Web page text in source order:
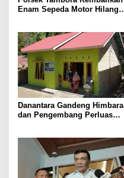
Enam Sepeda Motor Hilang
Danantara Gandeng Himbara
dan Pengembang Perluas